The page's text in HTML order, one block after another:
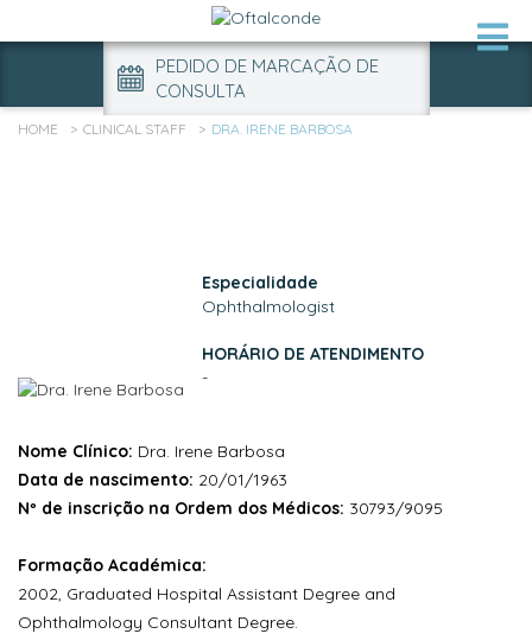
PEDIDO DE MARCAÇÃO DE
CONSULTA
HOME CLINICAL STAFF DRA. IRENE BARBOSA
Especialidade
Ophthalmologist
HORÁRIO DE ATENDIMENTO
-
Nome Clínico: Dra. Irene Barbosa
Data de nascimento: 20/01/1963
Nº de inscrição na Ordem dos Médicos: 30793/9095
Formação Académica:
2002, Graduated Hospital Assistant Degree and
Ophthalmology Consultant Degree.